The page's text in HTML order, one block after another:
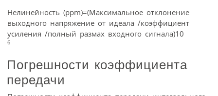
Нелинейность (ppm)=(Максимальное отклонение
выходного напряжение от идеала /коэффициент
усиления /полный размах входного сигнала)10
6
Погрешности коэффициента
передачи